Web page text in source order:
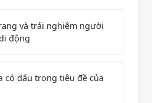
và trải nghiệm người
động
có dấu trong tiêu đề của